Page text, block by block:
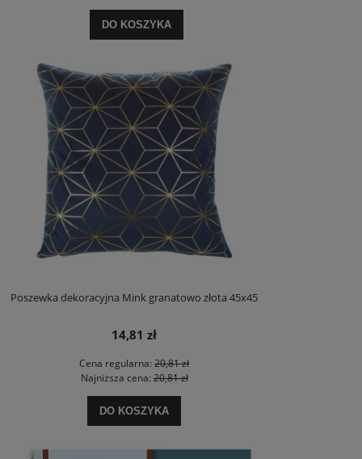
DO KOSZYKA
Poszewka dekoracyjna Mink granatowo złota 45x45
14,81 zł
Cena regularna: 20,81 zł
Najniższa cena:20,81 zł
DO KOSZYKA